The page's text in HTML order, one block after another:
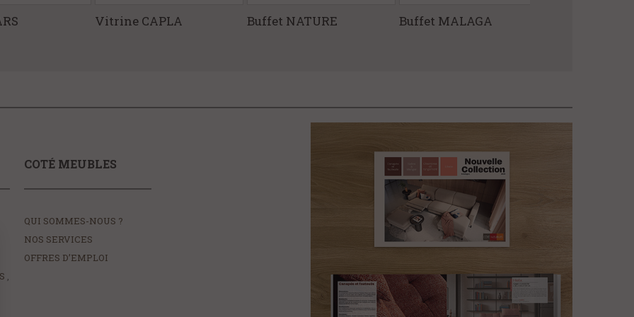
Vitrine CAPLA Buffet NATURE Buffet MALAGA
COTÉ MEUBLES
QUI SOMMES-NOUS ?
NOS SERVICES
OFFRES D’EMPLOI